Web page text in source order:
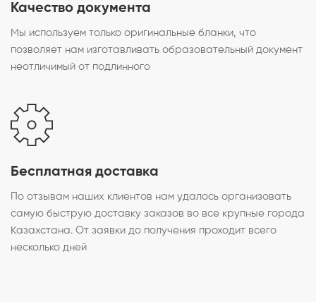
Качество документа
Мы используем только оригинальные бланки, что
позволяет нам изготавливать образовательный документ
неотличимый от подлинного
Бесплатная доставка
По отзывам наших клиентов нам удалось организовать
самую быструю доставку заказов во все крупные города
Казахстана. От заявки до получения проходит всего
несколько дней